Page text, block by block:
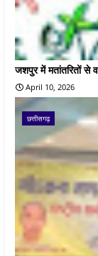
जशपुर में मतांतरितों से
April 10, 2026
छत्तीसगढ़